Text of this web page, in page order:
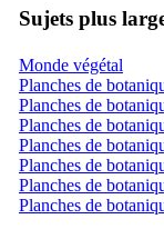
Sujets plus
Monde végétal
Planches de
Planches de
Planches de
Planches de
Planches de
Planches de
Planches de